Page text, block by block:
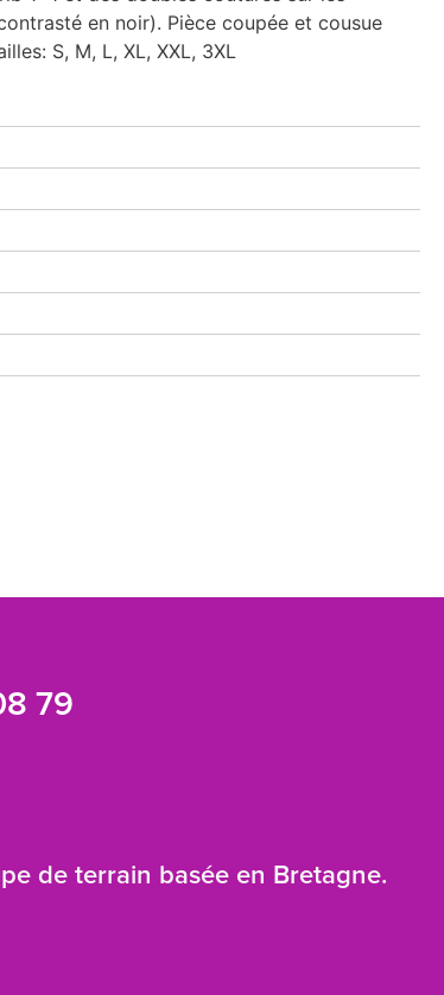
en noir). Pièce coupée et cousue
S, M, L, XL, XXL, 3XL
79
de terrain basée en Bretagne.